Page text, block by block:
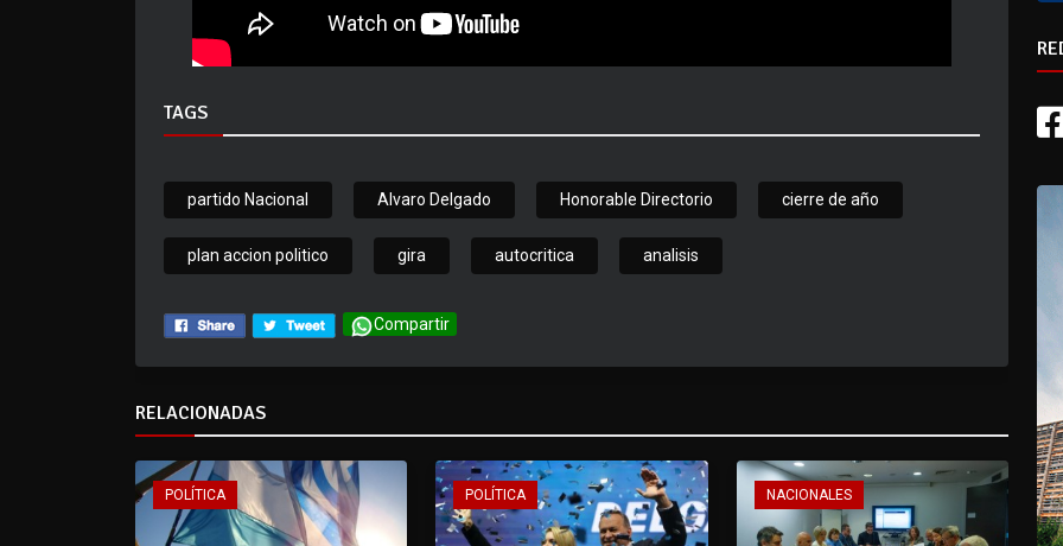
TAGS
partido Nacional Alvaro Delgado Honorable Directorio cierre de año
plan accion politico gira autocritica analisis
Compartir
RELACIONADAS
POLÍTICA POLÍTICA NACIONALES